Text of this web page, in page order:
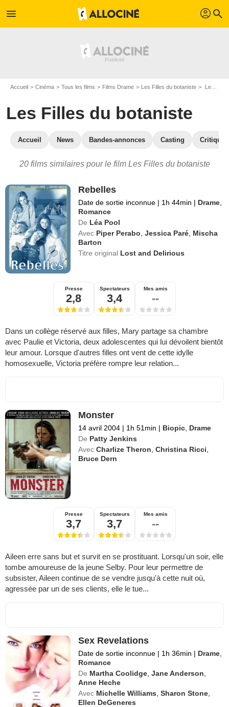
menu profil search
Accueil Cinéma Tous les films Films Drame Les Filles du botaniste Les films similaires à "Les Filles du botaniste"
Les Filles du botaniste
Accueil News Bandes-annonces Casting
20 films similaires pour le film Les Filles du botaniste
Rebelles
Date de sortie inconnue | 1h 44min | Drame
Romance
De Léa Pool
Avec Piper Perabo ,Jessica Paré Mischa
Barton
Titre original Lost and Delirious
Presse
2,8
Spectateurs
3,4
Mes amis
--
Dans un collège réservé aux filles, Mary partage sa chambre
avec Paulie et Victoria, deux adolescentes qui lui dévoilent bientôt
leur amour. Lorsque d'autres filles ont vent de cette idylle
homosexuelle, Victoria préfère rompre leur relation...
Monster
14 avril 2004 | 1h 51min | Biopic Drame
De Patty Jenkins
Avec Charlize Theron ,Christina Ricci
Bruce Dern
Presse
3,7
Spectateurs
3,7
Mes amis
--
Aileen erre sans but et survit en se prostituant. Lorsqu'un soir, elle
tombe amoureuse de la jeune Selby. Pour leur permettre de
subsister, Aileen continue de se vendre jusqu'à cette nuit où,
agressée par un de ses clients, elle le tue...
Sex Revelations
Date de sortie inconnue | 1h 36min | Drame
Romance
De Martha Coolidge ,Jane Anderson
Anne Heche
Avec Michelle Williams ,Sharon Stone
Ellen DeGeneres